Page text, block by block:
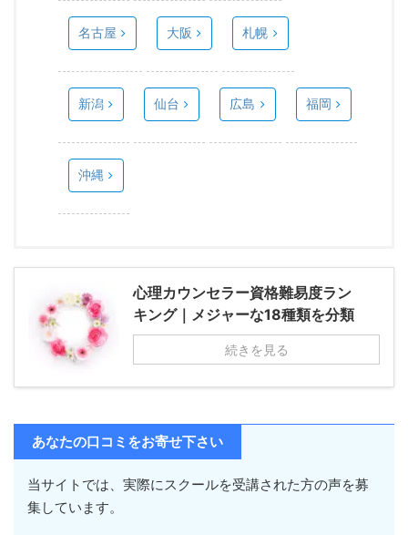
名古屋 大阪 札幌
新潟 仙台 広島 福岡
沖縄
心理カウンセラー資格難易度ラン
キング｜メジャーな18種類を分類
続きを見る
あなたの口コミをお寄せ下さい
当サイトでは、実際にスクールを受講された方の声を募
集しています。